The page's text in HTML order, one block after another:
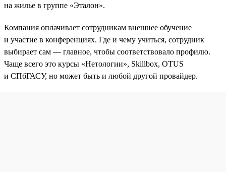
на жилье в группе «Эталон».
Компания оплачивает сотрудникам внешнее обучение
и участие в конференциях. Где и чему учиться, сотрудник
выбирает сам — главное, чтобы соответствовало профилю.
Чаще всего это курсы «Нетологии», Skillbox, OTUS
и СПбГАСУ, но может быть и любой другой провайдер.